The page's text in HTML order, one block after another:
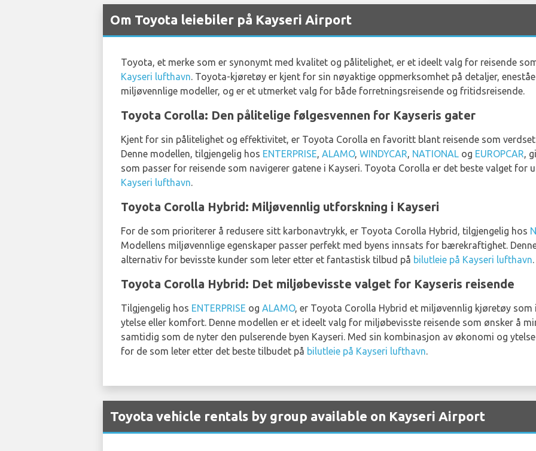
Om Toyota leiebiler på Kayseri Airport
Toyota, et merke som er synonymt med kvalitet og pålitelighet, er et ideelt valg for reisende
Kayseri lufthavn. Toyota-kjøretøy er kjent for sin nøyaktige oppmerksomhet på detaljer,
miljøvennlige modeller, og er et utmerket valg for både forretningsreisende og fritidsreisende.
Toyota Corolla: Den pålitelige følgesvennen for Kayseris gater
Kjent for sin pålitelighet og effektivitet, er Toyota Corolla en favoritt blant reisende som
Denne modellen, tilgjengelig hos ENTERPRISE, ALAMO, WINDYCAR, NATIONAL og EUROPCAR,
som passer for reisende som navigerer gatene i Kayseri. Toyota Corolla er det beste valget for
Kayseri lufthavn.
Toyota Corolla Hybrid: Miljøvennlig utforskning i Kayseri
For de som prioriterer å redusere sitt karbonavtrykk, er Toyota Corolla Hybrid, tilgjengelig hos
Modellens miljøvennlige egenskaper passer perfekt med byens innsats for bærekraftighet.
alternativ for bevisste kunder som leter etter et fantastisk tilbud på bilutleie på Kayseri lufthavn.
Toyota Corolla Hybrid: Det miljøbevisste valget for Kayseris reisende
Tilgjengelig hos ENTERPRISE og ALAMO, er Toyota Corolla Hybrid et miljøvennlig kjøretøy som
ytelse eller komfort. Denne modellen er et ideelt valg for miljøbevisste reisende som ønsker å
samtidig som de nyter den pulserende byen Kayseri. Med sin kombinasjon av økonomi og
for de som leter etter det beste tilbudet på bilutleie på Kayseri lufthavn.
Toyota vehicle rentals by group available on Kayseri Airport